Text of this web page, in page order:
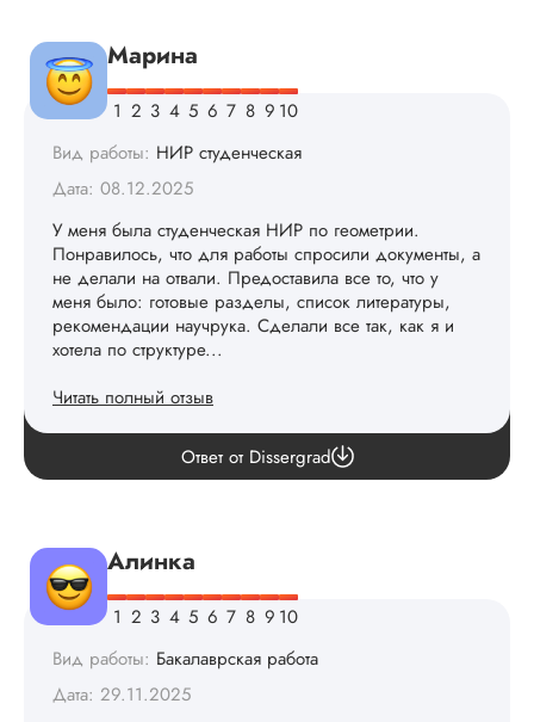
Марина
Вид работы: НИР студенческая
Дата: 08.12.2025
У меня была студенческая НИР по геометрии.
Понравилось, что для работы спросили документы, а
не делали на отвали. Предоставила все то, что у
меня было: готовые разделы, список литературы,
рекомендации научрука. Сделали все так, как я и
хотела по структуре...
Читать полный отзыв
Ответ от Dissergrad
Алинка
Вид работы: Бакалаврская работа
Дата: 29.11.2025